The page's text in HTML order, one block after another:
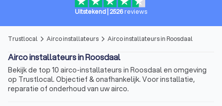
Uitstekend 2526reviews
Trustlocal arrow_forward_ios Airco installateurs arrow_forward_ios Airco installateurs in Roosdaal
Airco installateurs in Roosdaal
Bekijk de top 10 airco-installateurs in Roosdaal en omgeving
op Trustlocal. Objectief & onafhankelijk. Voor installatie,
reparatie of onderhoud van uw airco.